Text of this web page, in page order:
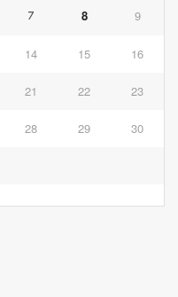
7 8 9
14 15 16
21 22 23
28 29 30